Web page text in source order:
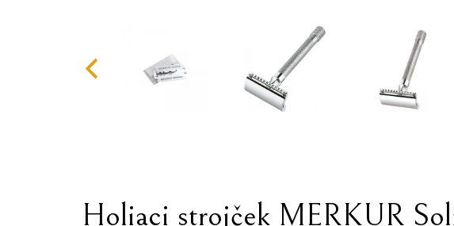
Holiaci strojček MERKUR